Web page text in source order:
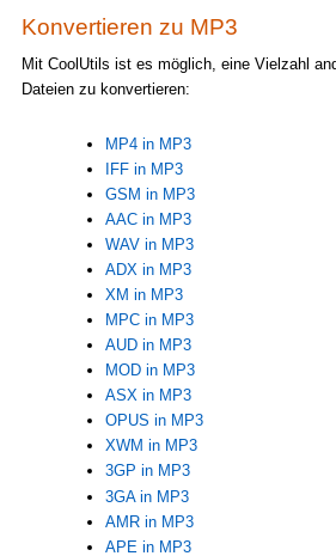
Konvertieren zu MP3
Mit CoolUtils ist es möglich, eine Vielzahl
Dateien zu konvertieren:
MP4 in MP3
IFF in MP3
GSM in MP3
AAC in MP3
WAV in MP3
ADX in MP3
XM in MP3
MPC in MP3
AUD in MP3
MOD in MP3
ASX in MP3
OPUS in MP3
XWM in MP3
3GP in MP3
3GA in MP3
AMR in MP3
APE in MP3